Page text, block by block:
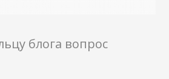
блога вопрос